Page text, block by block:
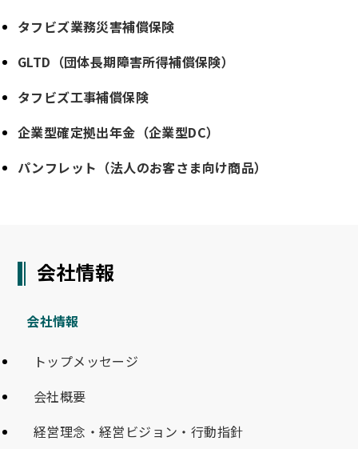
タフビズ業務災害補償保険
GLTD（団体長期障害所得補償保険）
タフビズ工事補償保険
企業型確定拠出年金（企業型DC）
パンフレット（法人のお客さま向け商品）
会社情報
会社情報
トップメッセージ
会社概要
経営理念・経営ビジョン・行動指針